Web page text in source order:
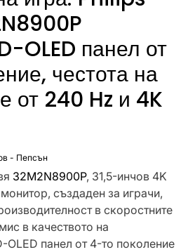
OLED панел от
честота на
от 240 Hz и 4K
- Пепсън
32M2N8900P, 31,5-инчов 4K
създаден за играчи,
в скоростните
в качеството на
OLED панел от 4-то поколение